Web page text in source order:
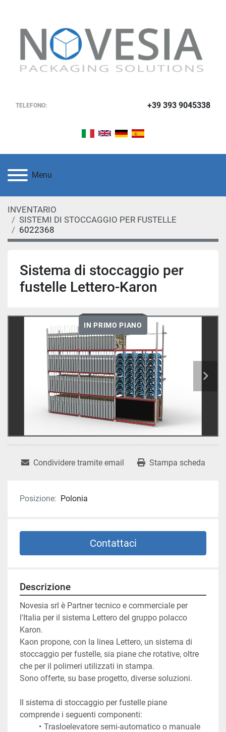
TELEFONO: +39 393 9045338
Menu
INVENTARIO
SISTEMI DI STOCCAGGIO PER FUSTELLE
6022368
Sistema di stoccaggio per
fustelle Lettero-Karon
IN PRIMO PIANO
Condividere tramite email Stampa scheda
Posizione: Polonia
Contattaci
Descrizione
Novesia srl è Partner tecnico e commerciale per
l'Italia per il sistema Lettero del gruppo polacco
Karon.
Kaon propone, con la linea Lettero, un sistema di
stoccaggio per fustelle, sia piane che rotative, oltre
che per il polimeri utilizzati in stampa.
Sono offerte, su base progetto, diverse soluzioni.
Il sistema di stoccaggio per fustelle piane
comprende i seguenti componenti:
Trasloelevatore semi-automatico o manuale